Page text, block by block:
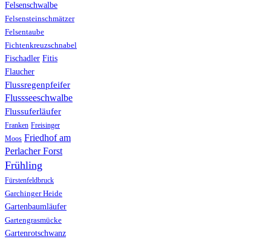
Felsenschwalbe
Felsensteinschmätzer
Felsentaube
Fichtenkreuzschnabel
Fischadler Fitis
Flaucher
Flussregenpfeifer
Flussseeschwalbe
Flussuferläufer
Franken Freisinger
Moos Friedhof am
Perlacher Forst
Frühling
Fürstenfeldbruck
Garchinger Heide
Gartenbaumläufer
Gartengrasmücke
Gartenrotschwanz